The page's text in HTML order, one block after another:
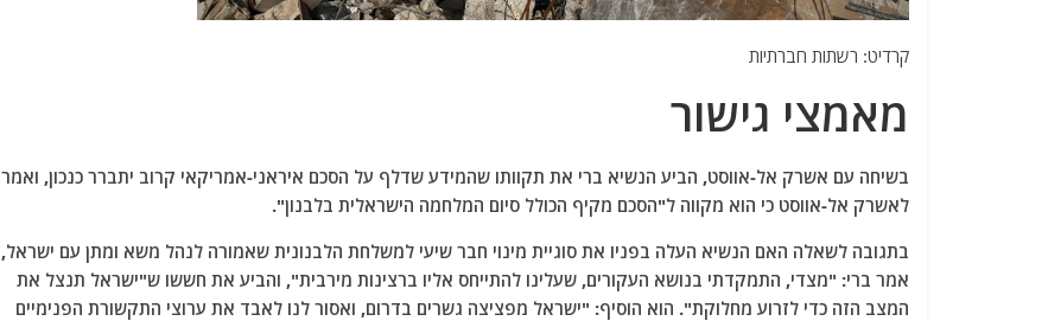
קרדיט: רשתות חברתיות
מאמצי גישור
בשיחה עם אשרק אל-אווסט, הביע הנשיא ברי את תקוותו שהמידע שדלף על הסכם איראני-אמריקאי קרוב יתברר כנכון, ואמר
לאשרק אל-אווסט כי הוא מקווה ל"הסכם מקיף הכולל סיום המלחמה הישראלית בלבנון".
בתגובה לשאלה האם הנשיא העלה בפניו את סוגיית מינוי חבר שיעי למשלחת הלבנונית שאמורה לנהל משא ומתן עם ישראל,
אמר ברי: "מצדי, התמקדתי בנושא העקורים, שעלינו להתייחס אליו ברצינות מירבית", והביע את חששו ש"ישראל תנצל את
המצב הזה כדי לזרוע מחלוקת". הוא הוסיף: "ישראל מפציצה גשרים בדרום, ואסור לנו לאבד את ערוצי התקשורת הפנימיים